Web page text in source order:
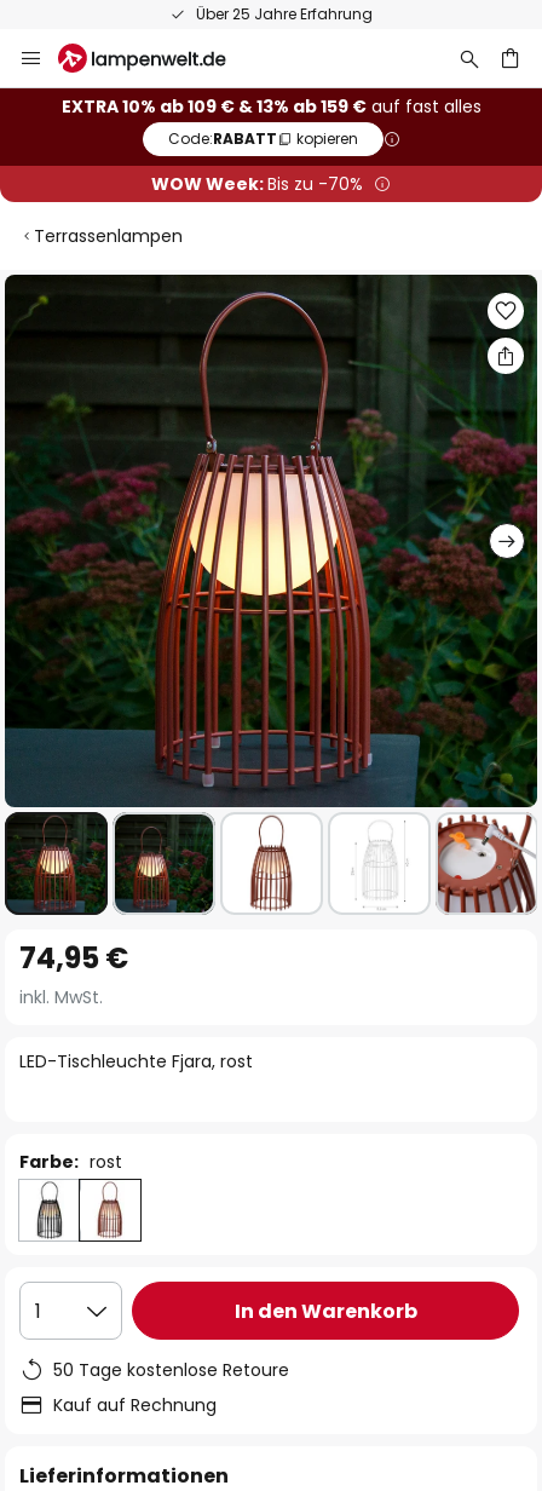
Über 25 Jahre Erfahrung
Inhalt
springen
EXTRA 10% ab 109 € & 13% ab 159 €auf fast alles
Code:RABATT kopieren
WOW Week:Bis zu -70%
Terrassenlampen
Zum
Ende
springen
Anfang
der
springen
LED-Tischleuchte Fjara, rost
74,95 €
inkl. MwSt.
Farbe: rost
1 In den Warenkorb
50 Tage kostenlose Retoure
Kauf auf Rechnung
Lieferinformationen